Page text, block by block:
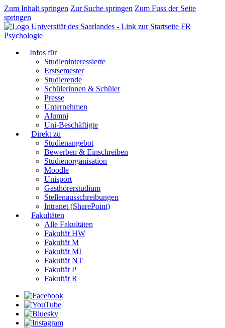
Zum Inhalt springen Zur Suche springen Zum Fuss der Seite
springen
FR
Psychologie
Infos für
Studieninteressierte
Erstsemester
Studierende
Schülerinnen & Schüler
Presse
Unternehmen
Alumni
Uni-Beschäftigte
Direkt zu
Studienangebot
Bewerben & Einschreiben
Studienorganisation
Moodle
Unisport
Gasthörerstudium
Stellenausschreibungen
Intranet (SharePoint)
Fakultäten
Alle Fakultäten
Fakultät HW
Fakultät M
Fakultät MI
Fakultät NT
Fakultät P
Fakultät R